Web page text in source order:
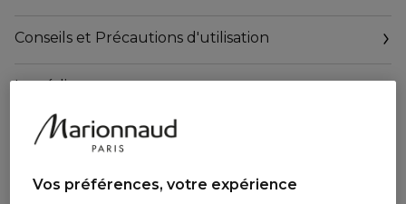
Conseils et Précautions d'utilisation
Ingrédients
Vos préférences, votre expérience